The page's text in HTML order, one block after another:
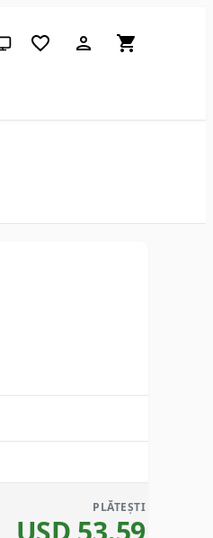
Temă sistem (apasă pentru deschisă)
PLĂTEȘTI